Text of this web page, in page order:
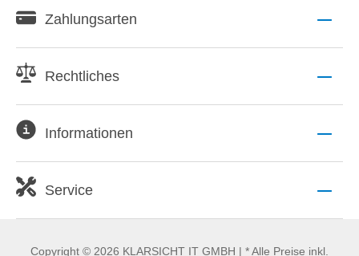
Zahlungsarten
Rechtliches
Informationen
Service
Copyright © 2026 KLARSICHT IT GMBH | * Alle Preise inkl.